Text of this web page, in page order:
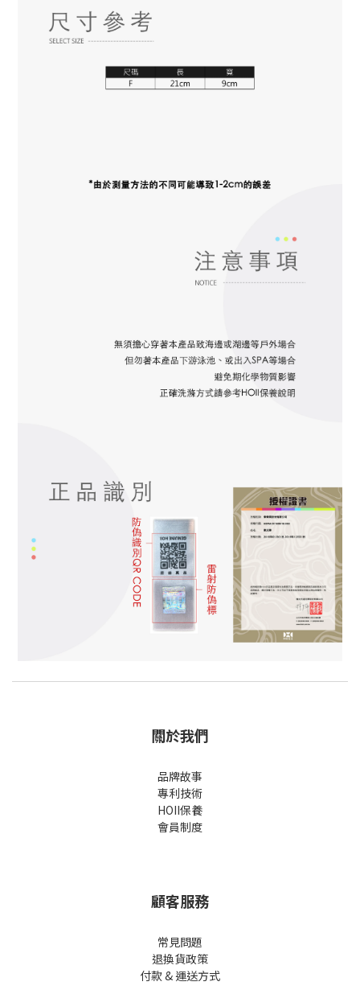
關於我們
品牌故事
專利技術
HOII保養
會員制度
顧客服務
常見問題
退換貨政策
付款 & 運送方式